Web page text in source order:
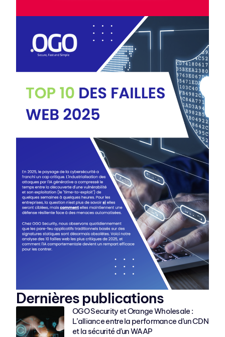
Dernières publications
OGO Security et Orange Wholesale :
L’alliance entre la performance d’un CDN
et la sécurité d’un WAAP